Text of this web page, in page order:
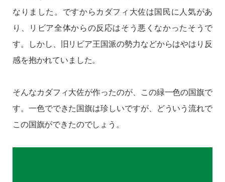
なりました。ですからカダフィ大佐は国民に人気があ
り、リビア全体からの反応はそう悪くなかったそうで
す。しかし、旧リビア王国派の勢力などからはやはり反
感を抱かれていました。
そんなカダフィ大佐が作ったのが、この緑一色の国旗で
す。一色でできた国旗は珍しいですが、どういう流れで
この国旗ができたのでしょう。